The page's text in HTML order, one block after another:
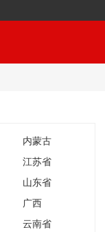
内蒙古
江苏省
山东省
广西
云南省